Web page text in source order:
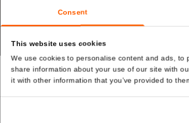
Consent
We use cookies to personalise content and
能を持っている可能性があります。Samsungデバ
い合わせください。